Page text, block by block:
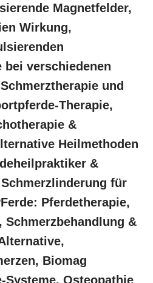
Magnetfelder,
Wirkung,
bei verschiedenen
und
Therapie,
&
Heilmethoden
&
für
Pferdetherapie,
&
Biomag
Systeme, Osteopathie